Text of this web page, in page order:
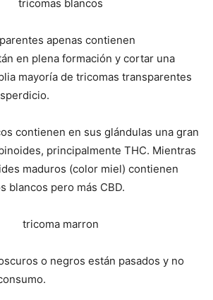
apenas contienen
en plena formación y cortar una
mayoría de tricomas transparentes
contienen en sus glándulas una gran
principalmente THC. Mientras
maduros (color miel) contienen
blancos pero más CBD.
o negros están pasados y no